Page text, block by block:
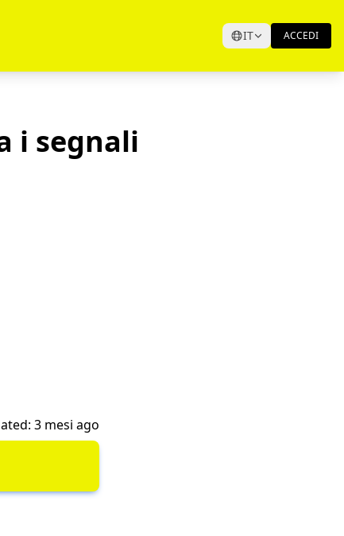
IT ACCEDI
i segnali
3 mesi ago